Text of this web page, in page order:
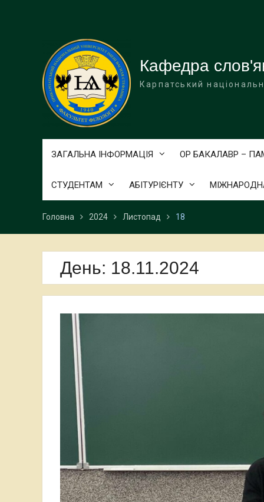
Кафедра
Карпатський
ЗАГАЛЬНА ІНФОРМАЦІЯ ОР БАКАЛАВР –
СТУДЕНТАМ АБІТУРІЄНТУ
Головна 2024 Листопад 18
День: 18.11.2024